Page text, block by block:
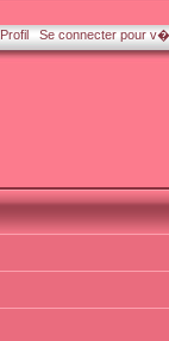
Profil Se connecter pour